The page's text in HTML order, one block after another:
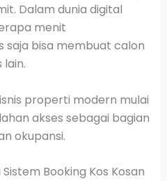
Dalam dunia digital
menit
bisa membuat calon
lain.
properti modern mulai
akses sebagai bagian
okupansi.
Booking Kos Kosan